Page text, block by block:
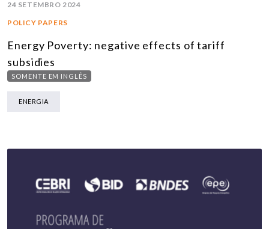
24 SETEMBRO 2024
POLICY PAPERS
Energy Poverty: negative effects of tariff
subsidies
SOMENTE EM INGLÊS
ENERGIA